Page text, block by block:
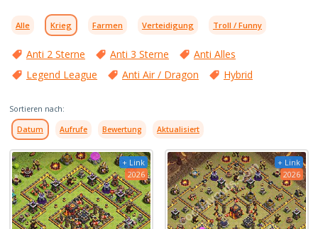
Alle Krieg Farmen Verteidigung Troll / Funny
Anti 2 Sterne Anti 3 Sterne
Anti Alles
Legend League
Anti Air / Dragon Hybrid
Sortieren nach:
Datum Aufrufe Bewertung Aktualisiert
+ Link
2026
+ Link
2026